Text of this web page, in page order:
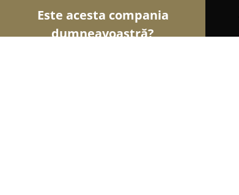
Este acesta compania
dumneavoastră?